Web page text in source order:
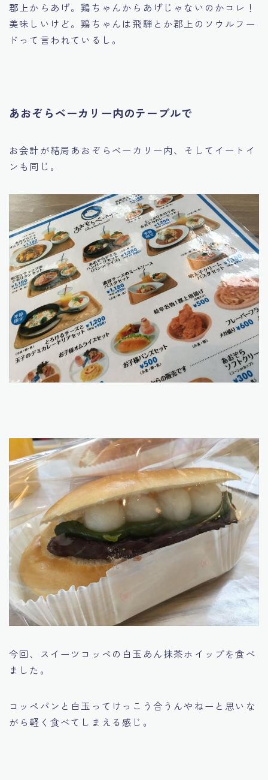
郡上からあげ。鶏ちゃんからあげじゃないのかコレ！
美味しいけど。鶏ちゃんは飛騨とか郡上のソウルフー
ドって言われているし。
あおぞらベーカリー内のテーブルで
お会計が結局あおぞらベーカリー内、そしてイートイ
ンも同じ。
今回、スイーツコッペの白玉あん抹茶ホイップを食べ
ました。
コッペパンと白玉ってけっこう合うんやねーと思いな
がら軽く食べてしまえる感じ。